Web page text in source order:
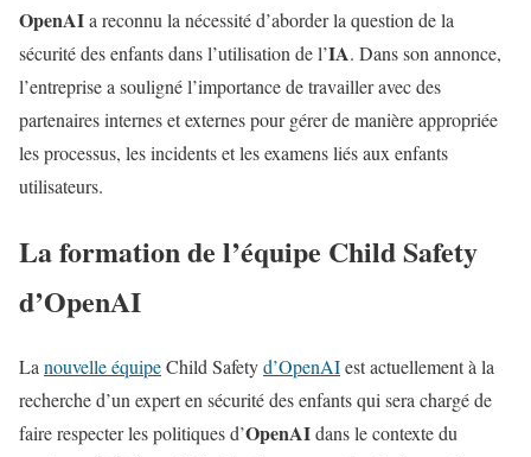
OpenAIa reconnu la nécessité d’aborder la question de la
sécurité des enfants dans l’utilisation de l’IA. Dans son annonce,
l’entreprise a souligné l’importance de travailler avec des
partenaires internes et externes pour gérer de manière appropriée
les processus, les incidents et les examens liés aux enfants
utilisateurs.
La formation de l’équipe Child Safety
d’OpenAI
La nouvelle équipeChild Safetyd’OpenAIest actuellement à la
recherche d’un expert en sécurité des enfants qui sera chargé de
faire respecter les politiques d’OpenAIdans le contexte du